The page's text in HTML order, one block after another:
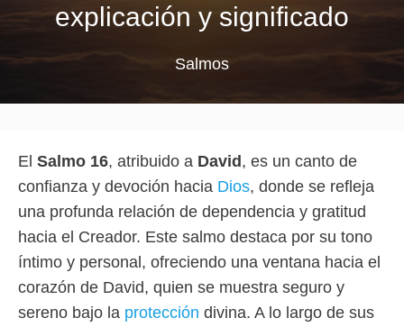
explicación y significado
Salmos
El Salmo 16, atribuido a David, es un canto de
confianza y devoción hacia Dios, donde se refleja
una profunda relación de dependencia y gratitud
hacia el Creador. Este salmo destaca por su tono
íntimo y personal, ofreciendo una ventana hacia el
corazón de David, quien se muestra seguro y
sereno bajo la protección divina. A lo largo de sus